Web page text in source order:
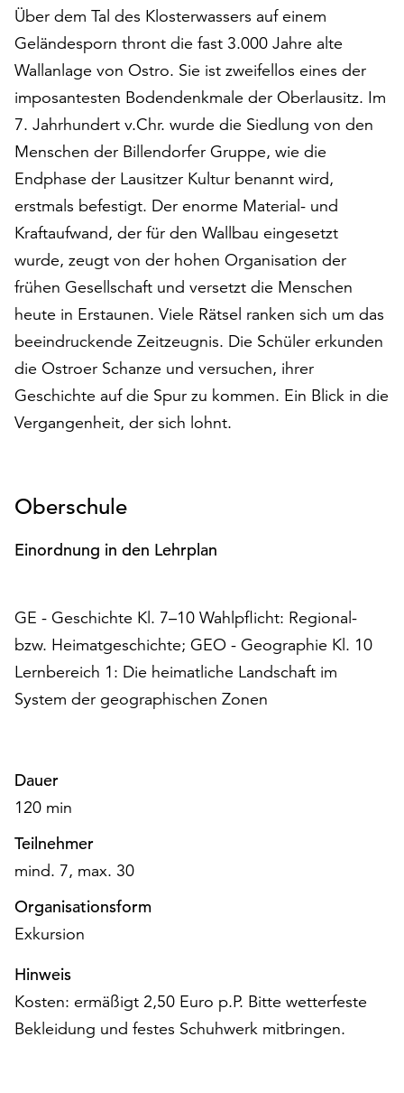
auf
„Alle
akzeptieren“,
um
alle
Cookies
zu
akzeptieren.
Sie
können
Ihr
Einverständnis
jederzeit
ändern
und
widerrufen.
Dafür
steht
Ihnen
am
Ende
die
Schaltfläche
„Cookie-
Einstellungen“
Funktionale
Cookies
werden
auch
ohne
ausgeführt.
Sie
die
verwendeten
Cookies
anpassen,
erreichen
Sie
Einstellungen
über
Über dem Tal des Klosterwassers auf einem
Geländesporn thront die fast 3.000 Jahre alte
Wallanlage von Ostro. Sie ist zweifellos eines der
imposantesten Bodendenkmale der Oberlausitz. Im
7. Jahrhundert v.Chr. wurde die Siedlung von den
Menschen der Billendorfer Gruppe, wie die
Endphase der Lausitzer Kultur benannt wird,
erstmals befestigt. Der enorme Material- und
Kraftaufwand, der für den Wallbau eingesetzt
wurde, zeugt von der hohen Organisation der
frühen Gesellschaft und versetzt die Menschen
heute in Erstaunen. Viele Rätsel ranken sich um das
beeindruckende Zeitzeugnis. Die Schüler erkunden
die Ostroer Schanze und versuchen, ihrer
Geschichte auf die Spur zu kommen. Ein Blick in die
Vergangenheit, der sich lohnt.
Oberschule
Einordnung in den Lehrplan
GE - Geschichte Kl. 7–10 Wahlpflicht: Regional-
bzw. Heimatgeschichte; GEO - Geographie Kl. 10
Lernbereich 1: Die heimatliche Landschaft im
System der geographischen Zonen
Dauer
120 min
Teilnehmer
mind. 7, max. 30
Organisationsform
Exkursion
Hinweis
Kosten: ermäßigt 2,50 Euro p.P. Bitte wetterfeste
Bekleidung und festes Schuhwerk mitbringen.